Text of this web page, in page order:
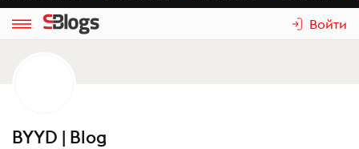
Войти
BYYD | Blog